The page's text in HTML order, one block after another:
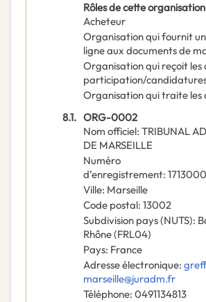
Rôles de cette organisation
Acheteur
Organisation qui fournit
ligne aux documents de
Organisation qui reçoit les
participation/
Organisation qui traite les
8.1. ORG-0002
Nom officiel: TRIBUNAL
DE MARSEILLE
Numéro
d’enregistrement:
Ville: Marseille
Code postal: 13002
Subdivision pays (NUTS):
Rhône(FRL04)
Pays: France
Adresse électronique:
marseille@juradm.fr
Téléphone: 0491134813